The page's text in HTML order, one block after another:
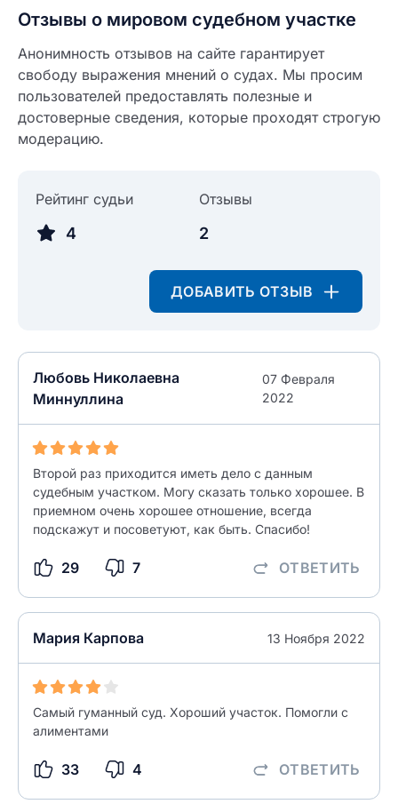
Отзывы о мировом судебном участке
Анонимность отзывов на сайте гарантирует
свободу выражения мнений о судах. Мы просим
пользователей предоставлять полезные и
достоверные сведения, которые проходят строгую
модерацию.
Рейтинг судьи
4
Отзывы
2
ДОБАВИТЬ ОТЗЫВ
Любовь Николаевна
Миннуллина
07 Февраля
2022
Второй раз приходится иметь дело с данным
судебным участком. Могу сказать только хорошее. В
приемном очень хорошее отношение, всегда
подскажут и посоветуют, как быть. Спасибо!
29 7 ОТВЕТИТЬ
Мария Карпова 13 Ноября 2022
Самый гуманный суд. Хороший участок. Помогли с
алиментами
33 4 ОТВЕТИТЬ
Как вы оцените судебный участок?
разрешить публикацию отзыва
разрешить публикацию отзыва
ОСТАВИТЬ ОТЗЫВ
ЗАКРЫТЬ СОХРАНИТЬ